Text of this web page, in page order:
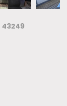
43249